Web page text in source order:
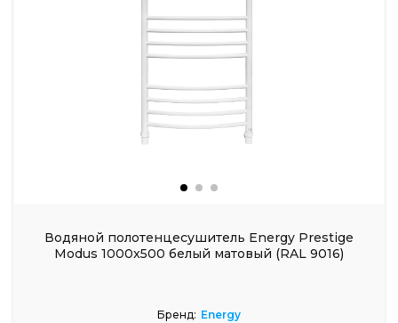
Водяной полотенцесушитель Energy Prestige
Modus 1000x500 белый матовый (RAL 9016)
Бренд: Energy